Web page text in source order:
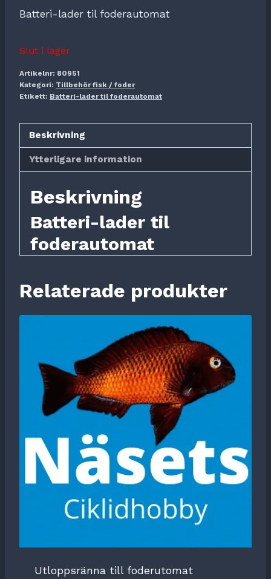
Batteri-lader til foderautomat
Slut i lager
Artikelnr: 80951
Kategori: Tillbehör fisk / foder
Etikett: Batteri-lader til foderautomat
Beskrivning
Ytterligare information
Beskrivning
Batteri-lader til
foderautomat
Relaterade produkter
Utloppsränna till foderutomat